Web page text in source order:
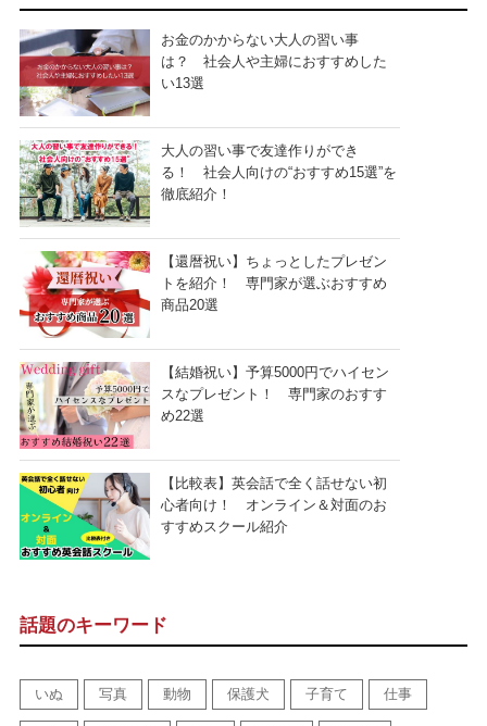
お金のかからない大人の習い事
は？ 社会人や主婦におすすめした
い13選
大人の習い事で友達作りができ
る！ 社会人向けの“おすすめ15選”を
徹底紹介！
【還暦祝い】ちょっとしたプレゼン
トを紹介！ 専門家が選ぶおすすめ
商品20選
【結婚祝い】予算5000円でハイセン
スなプレゼント！ 専門家のおすす
め22選
【比較表】英会話で全く話せない初
心者向け！ オンライン＆対面のお
すすめスクール紹介
話題のキーワード
いぬ 写真 動物 保護犬 子育て 仕事